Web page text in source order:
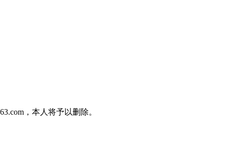
，本人将予以删除。